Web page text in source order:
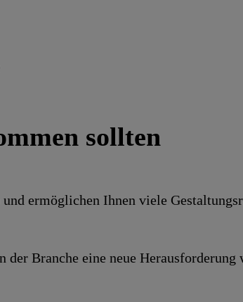
sollten
ermög­lichen Ihnen viele
Branche eine neue